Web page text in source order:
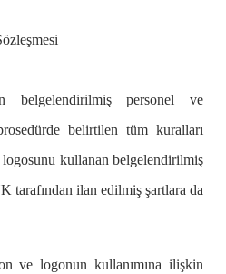
belgelendirilmiş personel ve
belirtilen tüm kuralları
logosunu kullanan belgelendirilmiş
ilan edilmiş şartlara da
ve logonun kullanımına ilişkin